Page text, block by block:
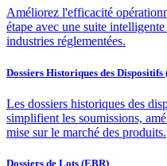
Améliorez l'efficacité
étape avec une suite
industries réglementées.
Dossiers Historiques des Dispositifs
Les dossiers historiques des
simplifient les soumissions,
mise sur le marché des produits.
Dossiers de Lots (EBR)